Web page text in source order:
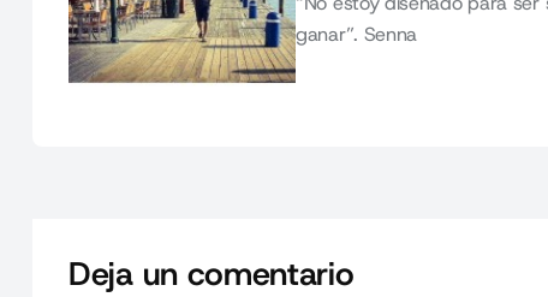
ganar”. Senna
Deja un comentario